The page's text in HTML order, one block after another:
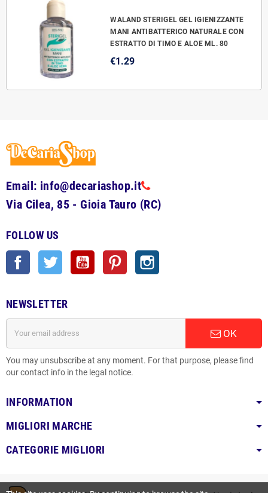
WALAND STERIGEL GEL IGIENIZZANTE
MANI ANTIBATTERICO NATURALE CON
ESTRATTO DI TIMO E ALOE ML. 80
€1.29
Email: info@decariashop.it
Via Cilea, 85 - Gioia Tauro (RC)
FOLLOW US
Facebook Twitter YouTube Pinterest
NEWSLETTER
OK
You may unsubscribe at any moment. For that purpose, please find
our contact info in the legal notice.
INFORMATION
MIGLIORI MARCHE
CATEGORIE MIGLIORI